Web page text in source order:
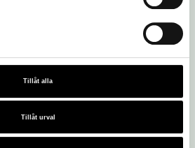
Tillåt alla
Tillåt urval